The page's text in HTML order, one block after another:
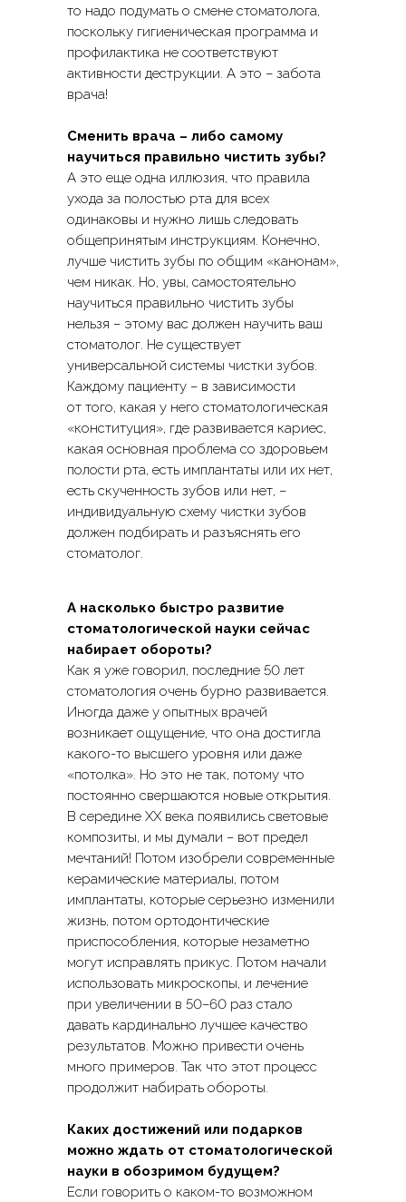
то надо подумать о смене стоматолога,
поскольку гигиеническая программа и
профилактика не соответствуют
активности деструкции. А это – забота
врача!
Сменить врача – либо самому
научиться правильно чистить зубы?
А это еще одна иллюзия, что правила
ухода за полостью рта для всех
одинаковы и нужно лишь следовать
общепринятым инструкциям. Конечно,
лучше чистить зубы по общим «канонам»,
чем никак. Но, увы, самостоятельно
научиться правильно чистить зубы
нельзя – этому вас должен научить ваш
стоматолог. Не существует
универсальной системы чистки зубов.
Каждому пациенту – в зависимости
от того, какая у него стоматологическая
«конституция», где развивается кариес,
какая основная проблема со здоровьем
полости рта, есть имплантаты или их нет,
есть скученность зубов или нет, –
индивидуальную схему чистки зубов
должен подбирать и разъяснять его
стоматолог.
А насколько быстро развитие
стоматологической науки сейчас
набирает обороты?
Как я уже говорил, последние 50 лет
стоматология очень бурно развивается.
Иногда даже у опытных врачей
возникает ощущение, что она достигла
какого-то высшего уровня или даже
«потолка». Но это не так, потому что
постоянно свершаются новые открытия.
В середине XX века появились световые
композиты, и мы думали – вот предел
мечтаний! Потом изобрели современные
керамические материалы, потом
имплантаты, которые серьезно изменили
жизнь, потом ортодонтические
приспособления, которые незаметно
могут исправлять прикус. Потом начали
использовать микроскопы, и лечение
при увеличении в 50–60 раз стало
давать кардинально лучшее качество
результатов. Можно привести очень
много примеров. Так что этот процесс
продолжит набирать обороты.
Каких достижений или подарков
можно ждать от стоматологической
науки в обозримом будущем?
Если говорить о каком-то возможном
ПОДРОБНЕЕ
ЗАПИСАТЬСЯ НА ПРИЁМ
*Есть собственная парковка
Как к нам добраться→
Комментарий
Я согласен с Политикой конфиденциальности
ОТПРАВИТЬ
Онлайн магазин
Услуги
Новости
Контакты
Лицензии
© ООО "Созвездие Аврора ", 2007 -2023г.
Все права защищены. Любое использование либо
копирование материалов или подборки
материалов сайта, элементов дизайна и
оформления допускается лишь с разрешения
источник: www.avroraclinic.ru
Политика конфиденциальности
ОТЗЫВЫ
Сайт разработан